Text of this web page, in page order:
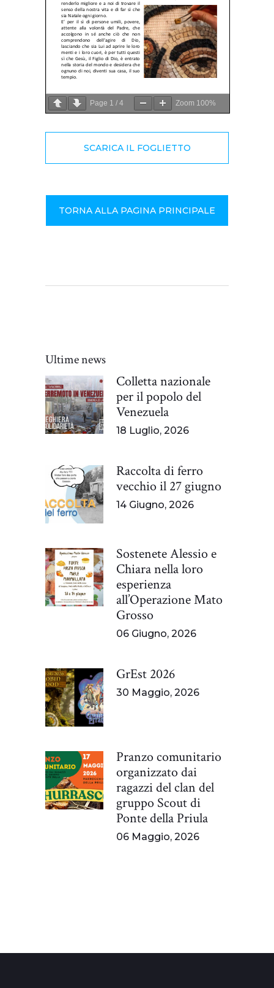
Page 1 / 4 Zoom 100%
SCARICA IL FOGLIETTO
TORNA ALLA PAGINA PRINCIPALE
Ultime news
Colletta nazionale
per il popolo del
Venezuela
18 Luglio, 2026
Raccolta di ferro
vecchio il 27 giugno
14 Giugno, 2026
Sostenete Alessio e
Chiara nella loro
esperienza
all’Operazione Mato
Grosso
06 Giugno, 2026
GrEst 2026
30 Maggio, 2026
Pranzo comunitario
organizzato dai
ragazzi del clan del
gruppo Scout di
Ponte della Priula
06 Maggio, 2026